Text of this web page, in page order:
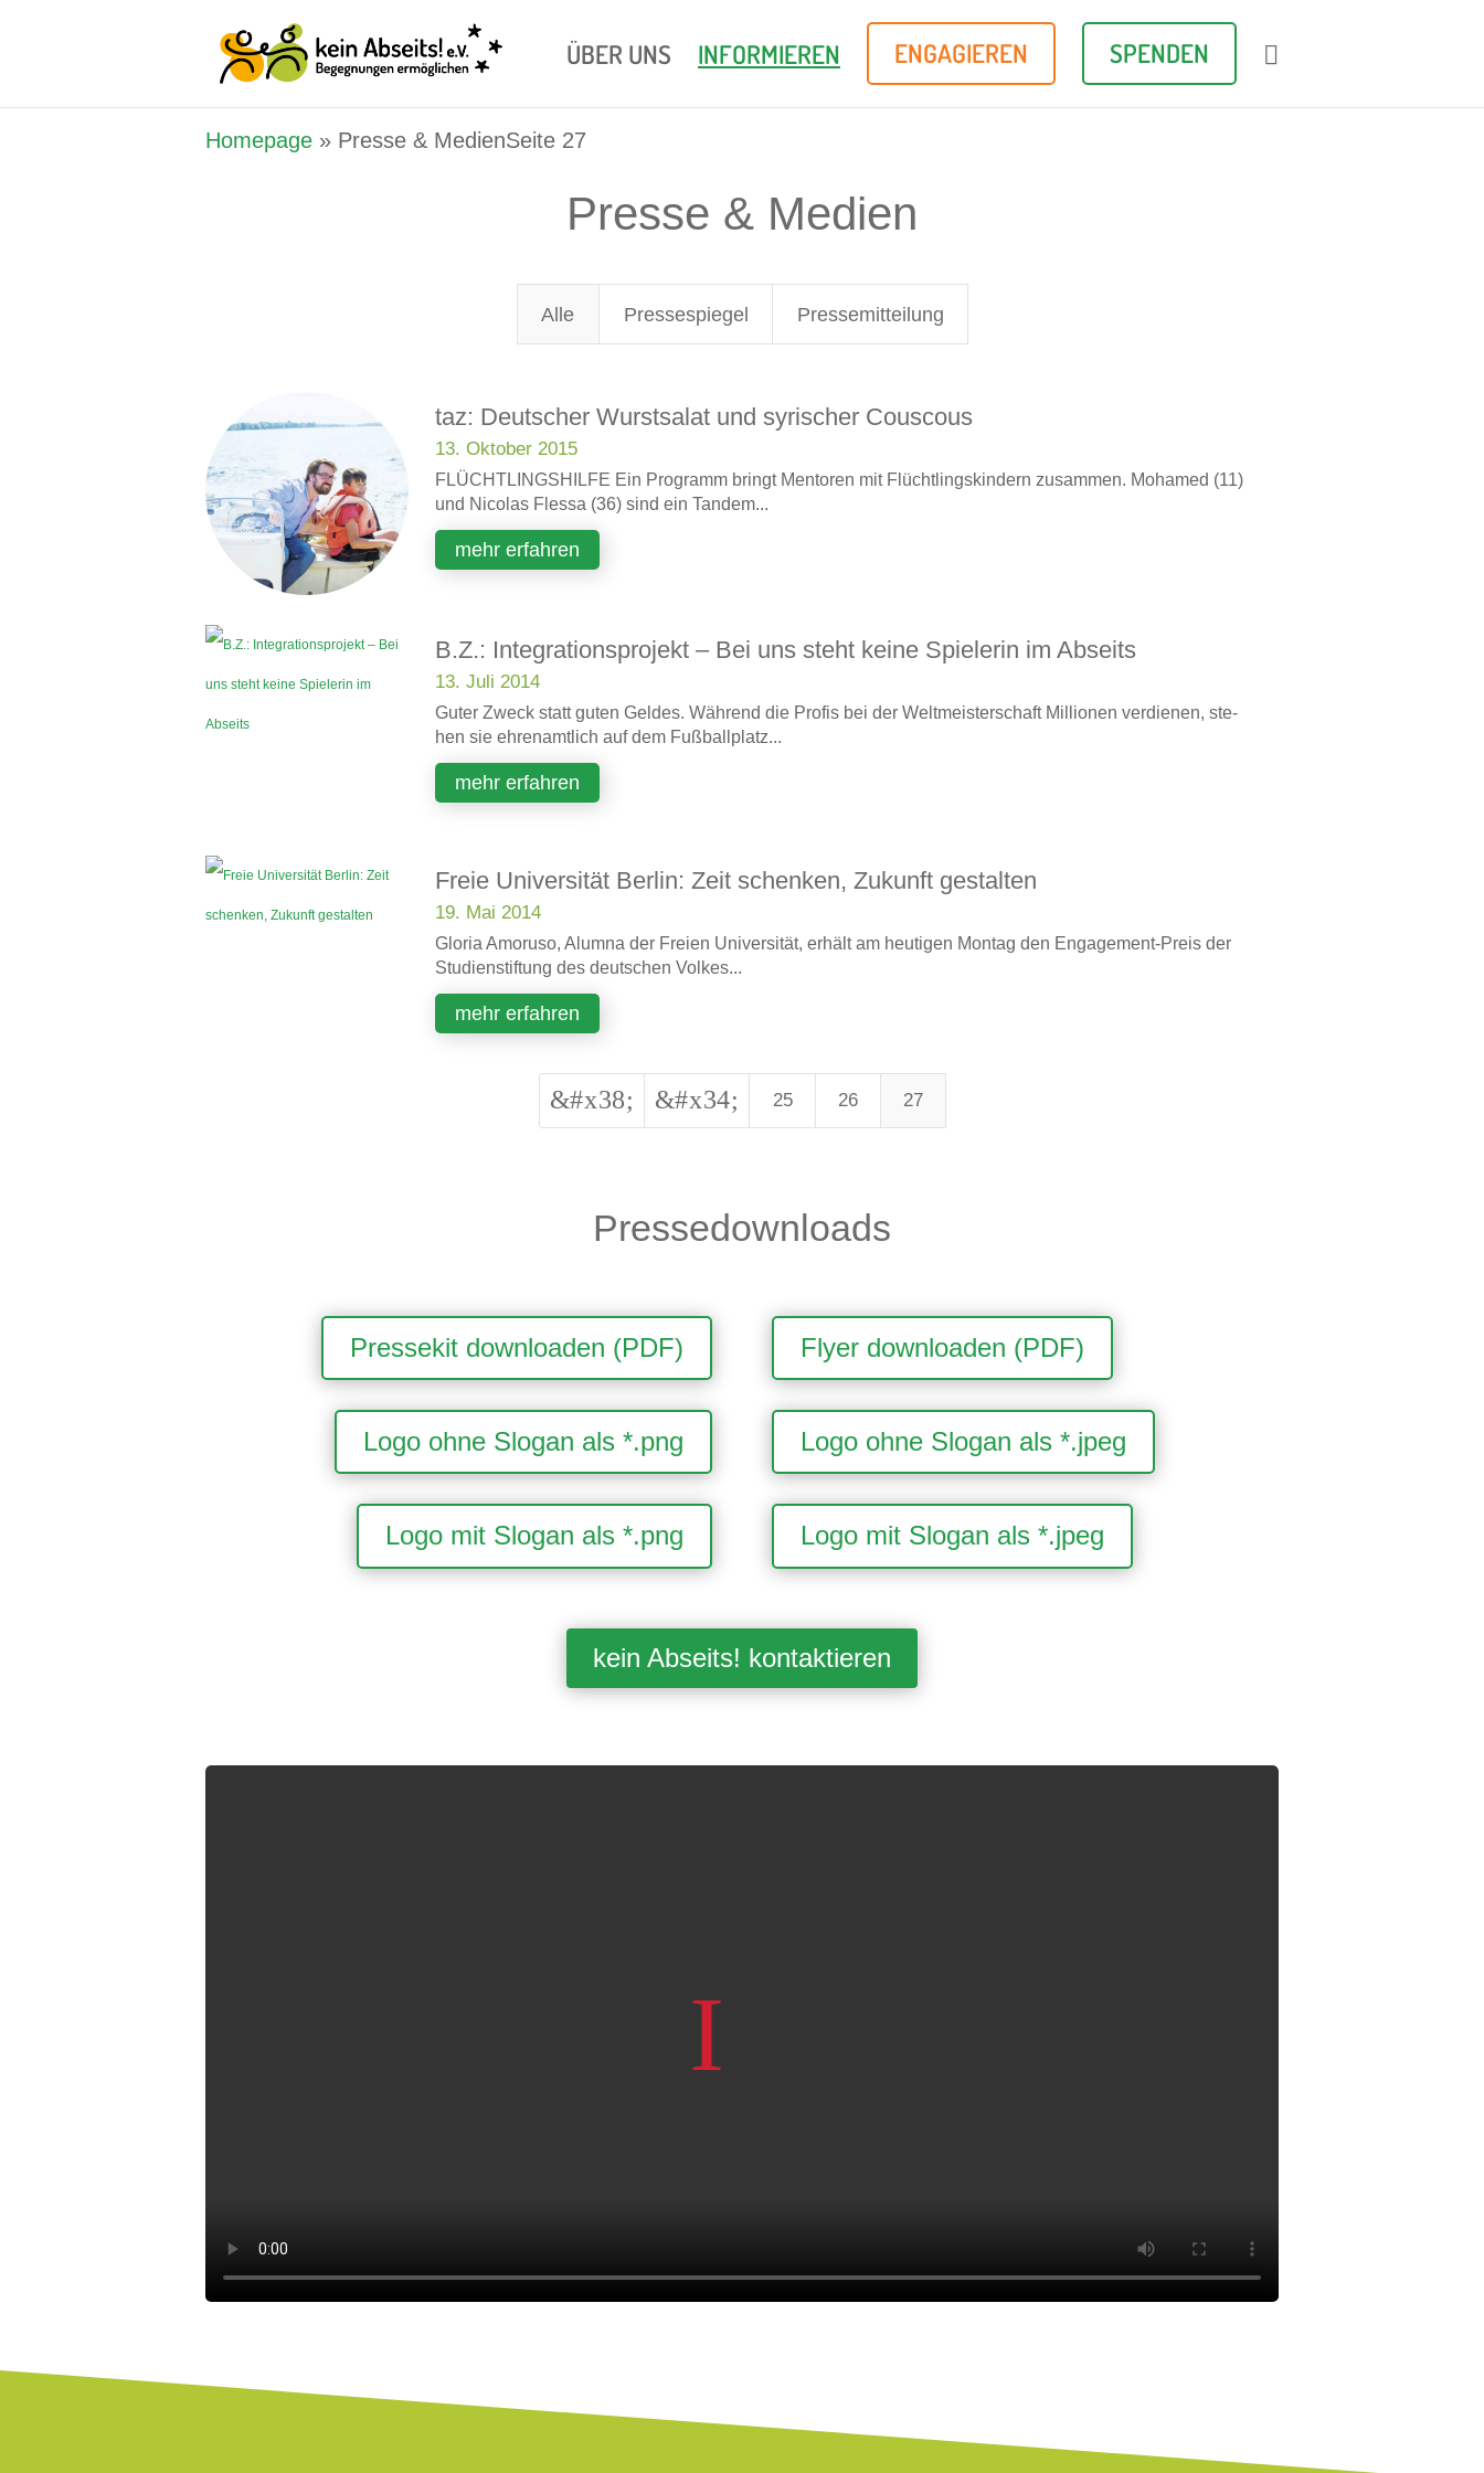
ÜBER UNS INFORMIEREN ENGAGIEREN SPENDEN 
Homepage » Presse & MedienSeite 27
Presse & Medien
Alle Pressespiegel Pressemitteilung
taz: Deutscher Wurstsalat und syrischer Couscous
13. Oktober 2015
FLÜCHTLINGSHILFE Ein Programm bringt Mentoren mit Flüchtlingskindern zusammen. Mohamed (11)
und Nicolas Flessa (36) sind ein Tandem...
mehr erfahren
B.Z.: Integrationsprojekt – Bei uns steht keine Spielerin im Abseits
13. Juli 2014
Gu­ter Zweck statt gu­ten Gel­des. Wäh­rend die Pro­fis bei der Welt­meis­ter­schaft Mil­lio­nen ver­die­nen, ste­
hen sie eh­ren­amt­lich auf dem Fuß­ball­platz...
mehr erfahren
Freie Universität Berlin: Zeit schenken, Zukunft gestalten
19. Mai 2014
Gloria Amoruso, Alumna der Freien Universität, erhält am heutigen Montag den Engagement-Preis der
Studienstiftung des deutschen Volkes...
mehr erfahren
&#x38; &#x34; 25 26 27
Pressedownloads
Pressekit downloaden (PDF)
Logo ohne Slogan als *.png
Logo mit Slogan als *.png
Flyer downloaden (PDF)
Logo ohne Slogan als *.jpeg
Logo mit Slogan als *.jpeg
kein Abseits! kontaktieren